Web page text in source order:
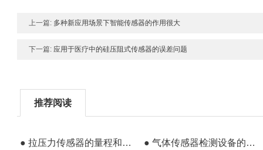
上一篇: 多种新应用场景下智能传感器的作用很大
下一篇: 应用于医疗中的硅压阻式传感器的误差问题
推荐阅读
● 拉压力传感器的量程和功能进一步扩展 ● 气体传感器检测设备的技术兴起